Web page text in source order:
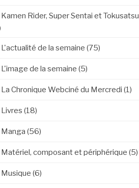
Kamen Rider, Super Sentai et Tokusatsu
L'actualité de la semaine (75)
L'image de la semaine (5)
La Chronique Webciné du Mercredi (1)
Livres (18)
Manga (56)
Matériel, composant et périphérique (5)
Musique (6)